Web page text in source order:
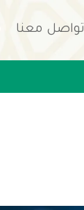
تواصل معنا